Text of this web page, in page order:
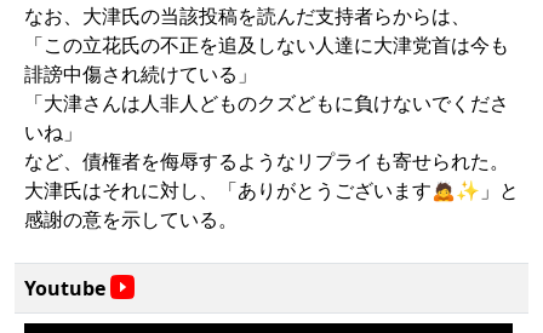
なお、大津氏の当該投稿を読んだ支持者らからは、
「この立花氏の不正を追及しない人達に大津党首は今も
誹謗中傷され続けている」
「大津さんは人非人どものクズどもに負けないでくださ
いね」
など、債権者を侮辱するようなリプライも寄せられた。
大津氏はそれに対し、「ありがとうございます🙇✨」と
感謝の意を示している。
Youtube